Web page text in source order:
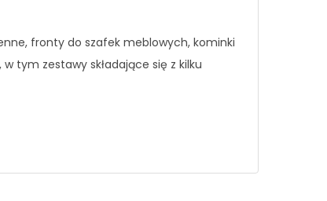
fronty do szafek meblowych, kominki
tym zestawy składające się z kilku